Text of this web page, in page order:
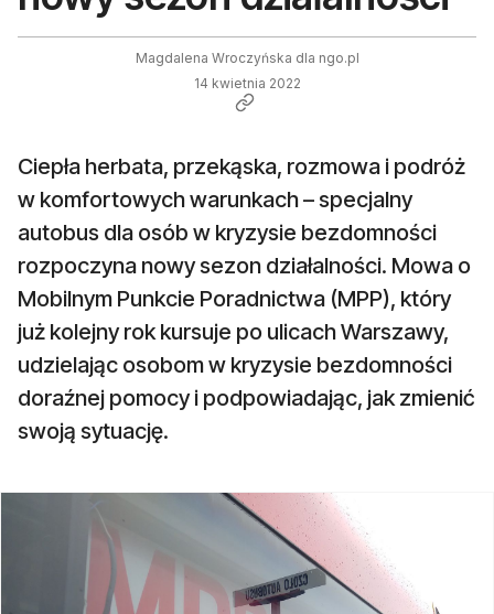
Magdalena Wroczyńska dla ngo.pl
14 kwietnia 2022
Ciepła herbata, przekąska, rozmowa i podróż
w komfortowych warunkach – specjalny
autobus dla osób w kryzysie bezdomności
rozpoczyna nowy sezon działalności. Mowa o
Mobilnym Punkcie Poradnictwa (MPP), który
już kolejny rok kursuje po ulicach Warszawy,
udzielając osobom w kryzysie bezdomności
doraźnej pomocy i podpowiadając, jak zmienić
swoją sytuację.